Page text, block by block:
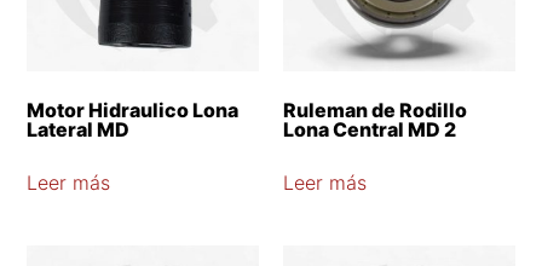
Motor Hidraulico Lona
Lateral MD
Leer más
Ruleman de Rodillo
Lona Central MD 2
Leer más